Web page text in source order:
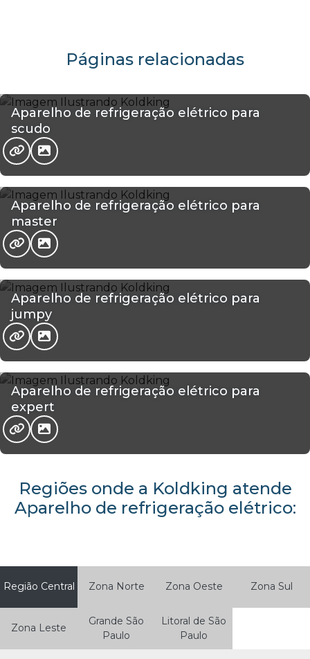
Páginas relacionadas
Aparelho de refrigeração elétrico para
scudo
Aparelho de refrigeração elétrico para
master
Aparelho de refrigeração elétrico para
jumpy
Aparelho de refrigeração elétrico para
expert
Regiões onde a Koldking atende
Aparelho de refrigeração elétrico:
Região Central Zona Norte Zona Oeste Zona Sul
Zona Leste
Grande São
Paulo
Litoral de São
Paulo